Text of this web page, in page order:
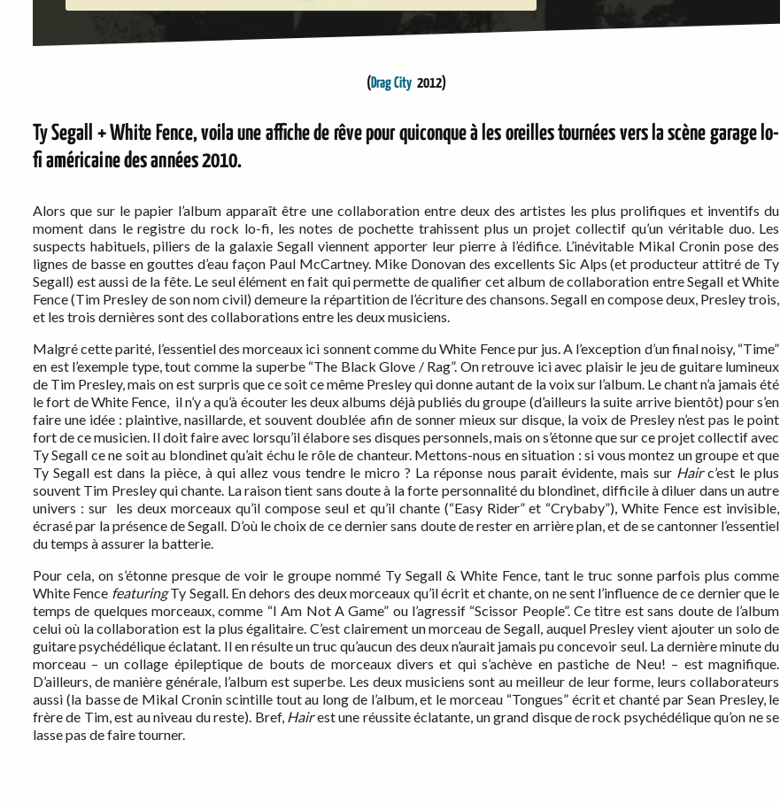
(Drag City2012)
Ty Segall + White Fence, voila une affiche de rêve pour quiconque à les oreilles tournées vers la scène garage lo-
fi américaine des années 2010.
Alors que sur le papier l’album apparaît être une collaboration entre deux des artistes les plus prolifiques et inventifs du
moment dans le registre du rock lo-fi, les notes de pochette trahissent plus un projet collectif qu’un véritable duo. Les
suspects habituels, piliers de la galaxie Segall viennent apporter leur pierre à l’édifice. L’inévitable Mikal Cronin pose des
lignes de basse en gouttes d’eau façon Paul McCartney. Mike Donovan des excellents Sic Alps (et producteur attitré de Ty
Segall) est aussi de la fête. Le seul élément en fait qui permette de qualifier cet album de collaboration entre Segall et White
Fence (Tim Presley de son nom civil) demeure la répartition de l’écriture des chansons. Segall en compose deux, Presley trois,
et les trois dernières sont des collaborations entre les deux musiciens.
Malgré cette parité, l’essentiel des morceaux ici sonnent comme du White Fence pur jus. A l’exception d’un final noisy, “Time”
en est l’exemple type, tout comme la superbe “The Black Glove / Rag”. On retrouve ici avec plaisir le jeu de guitare lumineux
de Tim Presley, mais on est surpris que ce soit ce même Presley qui donne autant de la voix sur l’album. Le chant n’a jamais été
le fort de White Fence, il n’y a qu’à écouter les deux albums déjà publiés du groupe (d’ailleurs la suite arrive bientôt) pour s’en
faire une idée : plaintive, nasillarde, et souvent doublée afin de sonner mieux sur disque, la voix de Presley n’est pas le point
fort de ce musicien. Il doit faire avec lorsqu’il élabore ses disques personnels, mais on s’étonne que sur ce projet collectif avec
Ty Segall ce ne soit au blondinet qu’ait échu le rôle de chanteur. Mettons-nous en situation : si vous montez un groupe et que
Ty Segall est dans la pièce, à qui allez vous tendre le micro ? La réponse nous parait évidente, mais sur Hairc’est le plus
souvent Tim Presley qui chante. La raison tient sans doute à la forte personnalité du blondinet, difficile à diluer dans un autre
univers : sur les deux morceaux qu’il compose seul et qu’il chante (“Easy Rider” et “Crybaby”), White Fence est invisible,
écrasé par la présence de Segall. D’où le choix de ce dernier sans doute de rester en arrière plan, et de se cantonner l’essentiel
du temps à assurer la batterie.
Pour cela, on s’étonne presque de voir le groupe nommé Ty Segall & White Fence, tant le truc sonne parfois plus comme
White Fence featuringTy Segall. En dehors des deux morceaux qu’il écrit et chante, on ne sent l’influence de ce dernier que le
temps de quelques morceaux, comme “I Am Not A Game” ou l’agressif “Scissor People”. Ce titre est sans doute de l’album
celui où la collaboration est la plus égalitaire. C’est clairement un morceau de Segall, auquel Presley vient ajouter un solo de
guitare psychédélique éclatant. Il en résulte un truc qu’aucun des deux n’aurait jamais pu concevoir seul. La dernière minute du
morceau – un collage épileptique de bouts de morceaux divers et qui s’achève en pastiche de Neu! – est magnifique.
D’ailleurs, de manière générale, l’album est superbe. Les deux musiciens sont au meilleur de leur forme, leurs collaborateurs
aussi (la basse de Mikal Cronin scintille tout au long de l’album, et le morceau “Tongues” écrit et chanté par Sean Presley, le
frère de Tim, est au niveau du reste). Bref, Hairest une réussite éclatante, un grand disque de rock psychédélique qu’on ne se
lasse pas de faire tourner.